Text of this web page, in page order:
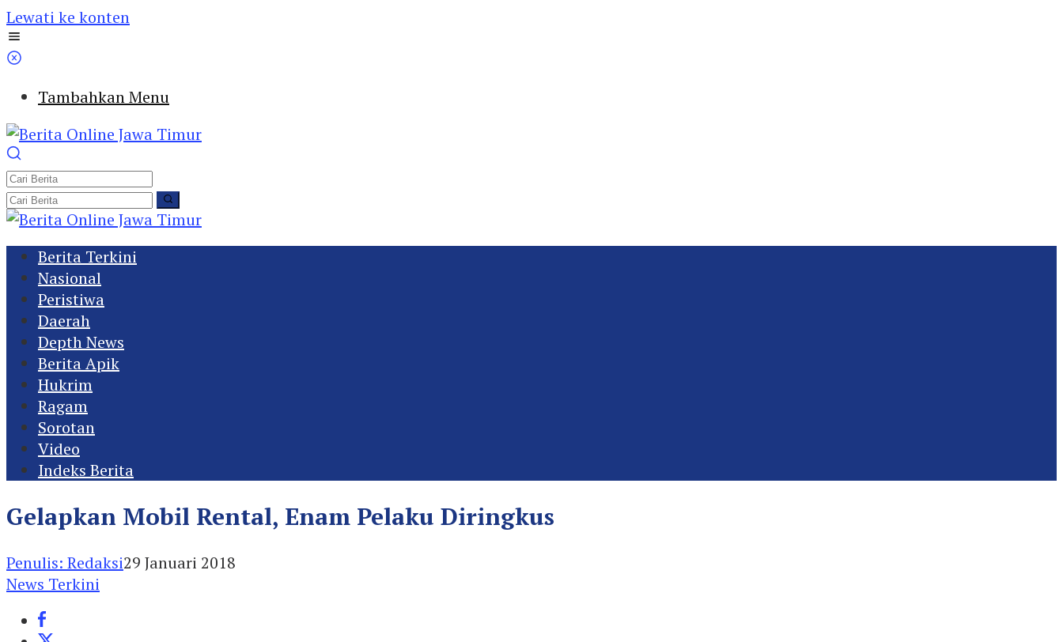
Lewati ke konten
Tambahkan Menu
Berita Terkini
Nasional
Peristiwa
Daerah
Depth News
Berita Apik
Hukrim
Ragam
Sorotan
Video
Indeks Berita
Gelapkan Mobil Rental, Enam Pelaku Diringkus
Penulis: Redaksi29 Januari 2018
News Terkini